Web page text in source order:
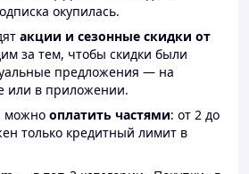
окупилась.
акции и сезонные скидки от
за тем, чтобы скидки были
предложения — на
или в приложении.
можно оплатить частями: от 2 до
только кредитный лимит в